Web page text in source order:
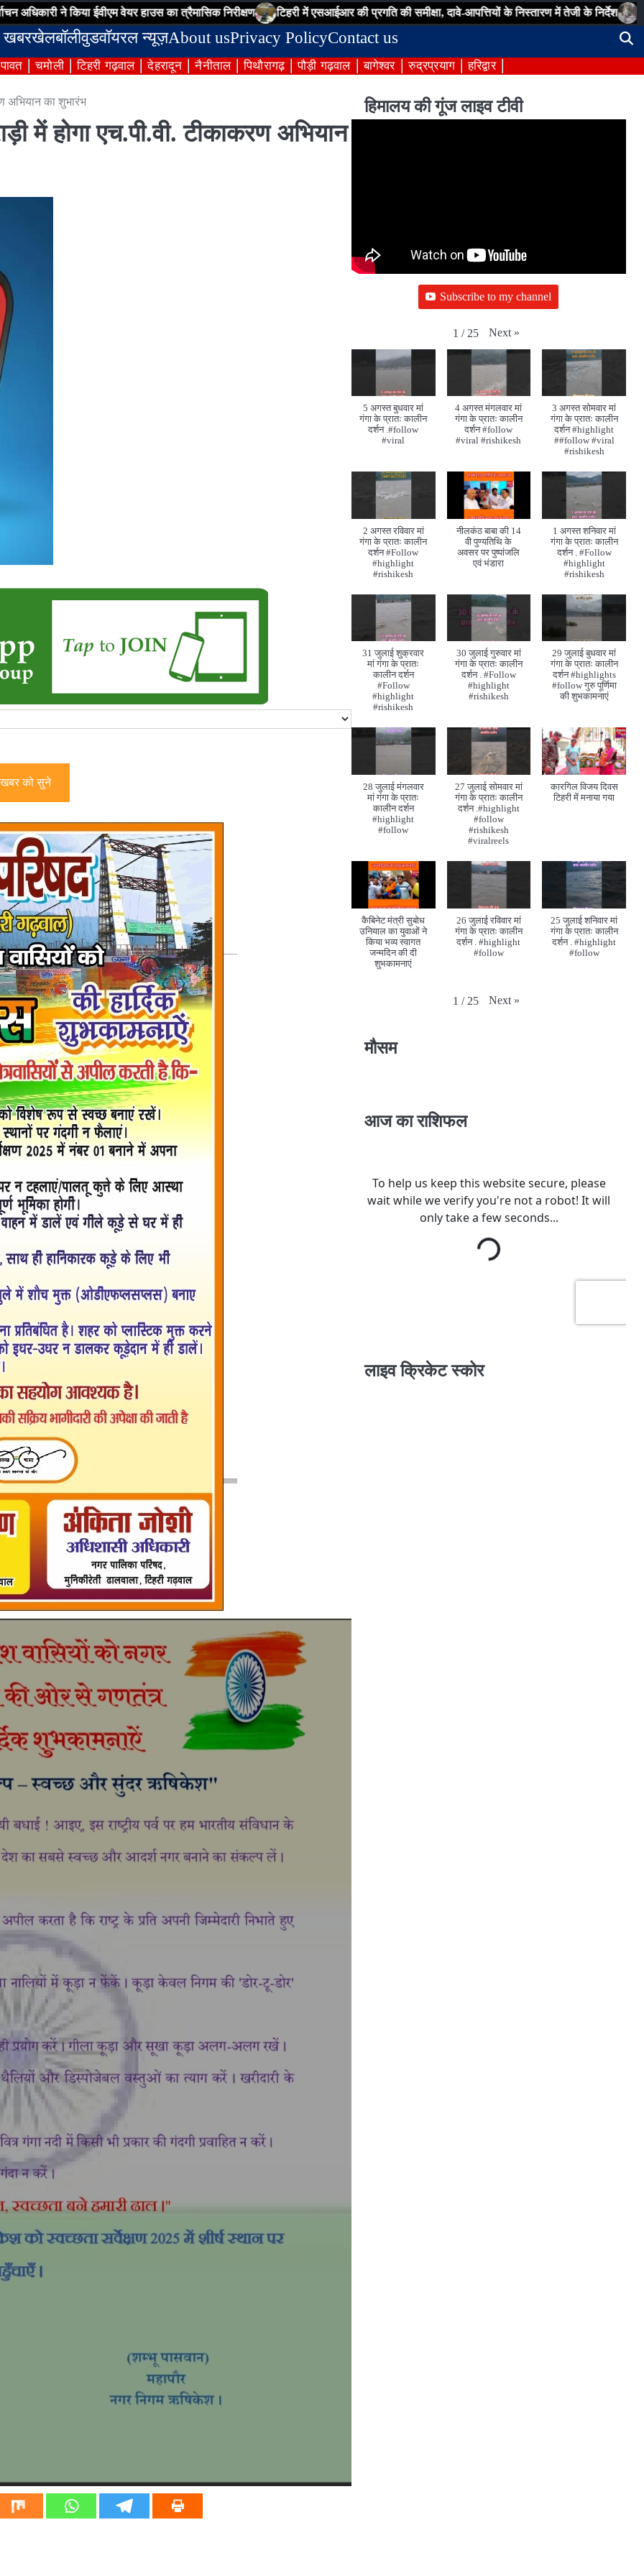
ने किया ईवीएम वेयर हाउस का त्रैमासिक निरीक्षण टिहरी में एसआईआर की प्रगति की समीक्षा, दावे-आपत्तियों के निस्तारण में तेजी के निर्देश जिला
खबरखेलबॉलीवुडवॉयरल न्यूज़About usPrivacy PolicyContact us
चमोली टिहरी गढ़वाल देहरादून नैनीताल पिथौरागढ़ पौड़ी गढ़वाल बागेश्वर रुद्रप्रयाग हरिद्वार
अभियान का शुभारंभ
में होगा एच.पी.वी. टीकाकरण अभियान
को सुने
हिमालय की गूंज लाइव टीवी
Subscribe to my channel
1 / 25 Next »
5 अगस्त बुधवार मां
गंगा के प्रातः कालीन
दर्शन .#follow
#viral
4 अगस्त मंगलवार मां
गंगा के प्रातः कालीन
दर्शन #follow
#viral #rishikesh
3 अगस्त सोमवार मां
गंगा के प्रातः कालीन
दर्शन #highlight
##follow #viral
#rishikesh
2 अगस्त रविवार मां
गंगा के प्रातः कालीन
दर्शन #Follow
#highlight
#rishikesh
नीलकंठ बाबा की 14
वी पुण्यतिथि के
अवसर पर पुष्पांजलि
एवं भंडारा
1 अगस्त शनिवार मां
गंगा के प्रातः कालीन
दर्शन . #Follow
#highlight
#rishikesh
31 जुलाई शुक्रवार
मां गंगा के प्रातः
कालीन दर्शन
#Follow
#highlight
#rishikesh
30 जुलाई गुरुवार मां
गंगा के प्रातः कालीन
दर्शन . #Follow
#highlight
#rishikesh
29 जुलाई बुधवार मां
गंगा के प्रातः कालीन
दर्शन #highlights
#follow गुरु पूर्णिमा
की शुभकामनाएं
28 जुलाई मंगलवार
मां गंगा के प्रातः
कालीन दर्शन
#highlight
#follow
27 जुलाई सोमवार मां
गंगा के प्रातः कालीन
दर्शन .#highlight
#follow
#rishikesh
#viralreels
कारगिल विजय दिवस
टिहरी में मनाया गया
कैबिनेट मंत्री सुबोध
उनियाल का युवाओं ने
किया भव्य स्वागत
जन्मदिन की दी
शुभकामनाएं
26 जुलाई रविवार मां
गंगा के प्रातः कालीन
दर्शन . #highlight
#follow
25 जुलाई शनिवार मां
गंगा के प्रातः कालीन
दर्शन . #highlight
#follow
1 / 25 Next »
मौसम
आज का राशिफल
लाइव क्रिकेट स्कोर